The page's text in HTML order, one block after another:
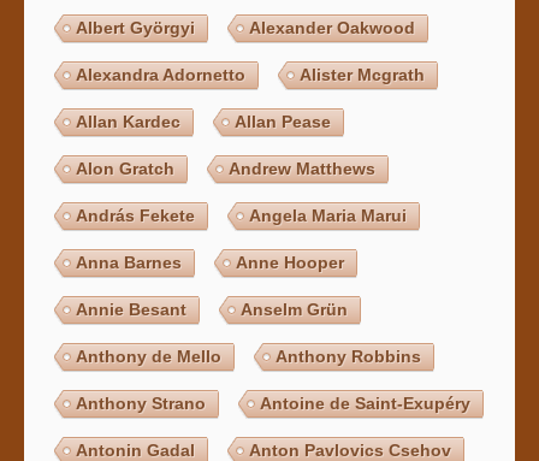
Albert Györgyi Alexander Oakwood
Alexandra Adornetto Alister Mcgrath
Allan Kardec Allan Pease
Alon Gratch Andrew Matthews
András Fekete Angela Maria Marui
Anna Barnes Anne Hooper
Annie Besant Anselm Grün
Anthony de Mello Anthony Robbins
Anthony Strano Antoine de Saint-Exupéry
Antonin Gadal Anton Pavlovics Csehov